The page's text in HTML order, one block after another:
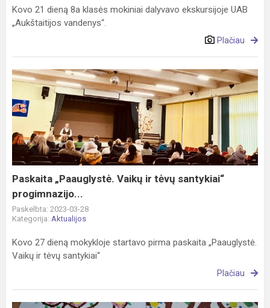
Kovo 21 dieną 8a klasės mokiniai dalyvavo ekskursijoje UAB
„Aukštaitijos vandenys“.
Plačiau
Paskaita
„Paauglystė.
Vaikų
ir
tėvų
santykiai“
progimnazijo...
Paskaita „Paauglystė. Vaikų ir tėvų santykiai“
progimnazijo...
Paskelbta: 2023-03-28
Kategorija: Aktualijos
Kovo 27 dieną mokykloje startavo pirma paskaita „Paauglystė.
Vaikų ir tėvų santykiai“
Plačiau